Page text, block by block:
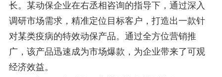
长。某动保企业在右丞相咨询的指导下，通过深入
调研市场需求，精准定位目标客户，打造出一款针
对某类疫病的特效动保产品。通过全方位营销推
广，该产品迅速成为市场爆款，为企业带来了可观
经济效益。